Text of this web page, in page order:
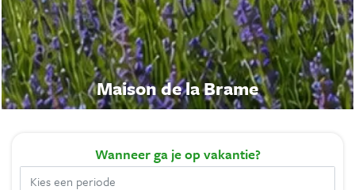
Maison de la Brame
Wanneerga je op vakantie?